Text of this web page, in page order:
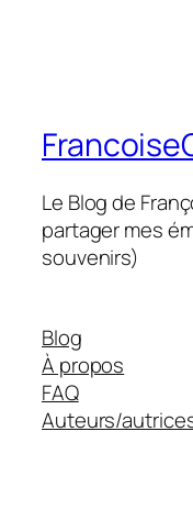
Le Blog de
partager mes
souvenirs)
Blog
À propos
FAQ
Auteurs/